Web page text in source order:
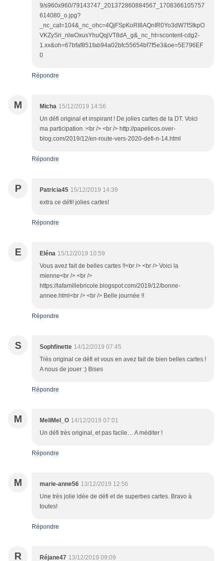
9/s960x960/79143747_201372860884567_1708366105757
614080_o.jpg?
_nc_cat=104&_nc_ohc=4QjFSpKoRI8AQnIR0Yo3dW7fStkpO
VKZySri_nlwOxusYhuQqjVT8dA_g&_nc_ht=scontent-cdg2-
1.xx&oh=67bfaf851fab94a02bfc55654bf7f5e3&oe=5E796EF
0
Répondre
M Micha 15/12/2019 14:56
Un défi original et inspirant ! De jolies cartes de la DT. Voici
ma participation :<br /> <br /> http://papelicos.over-
blog.com/2019/12/en-route-vers-2020-defi-n-14.html
Répondre
P Patricia45 15/12/2019 14:39
extra ce défi! jolies cartes!
Répondre
E Eléna 15/12/2019 10:59
Vous avez fait de belles cartes !!<br /> <br /> Voici la
mienne<br /> <br />
https://lafamillebricole.blogspot.com/2019/12/bonne-
annee.html<br /> <br /> Belle journée !!
Répondre
S Sophfinette 14/12/2019 07:45
Très original ce défi et vous en avez fait de bien belles cartes !
A nous de jouer :) Bises
Répondre
M MeliMel_O 14/12/2019 07:01
Un défi très original, et pas facile… A méditer !
Répondre
M marie-anne56 13/12/2019 12:56
Une très jolie idée de défi et de superbes cartes. Bravo à
toutes!
Répondre
R Réjane47 13/12/2019 09:09